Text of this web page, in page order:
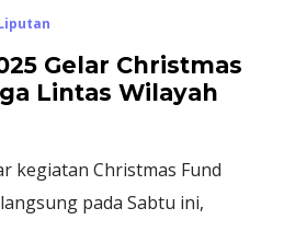
Gelar Christmas
Lintas Wilayah
kegiatan Christmas Fund
pada Sabtu ini,